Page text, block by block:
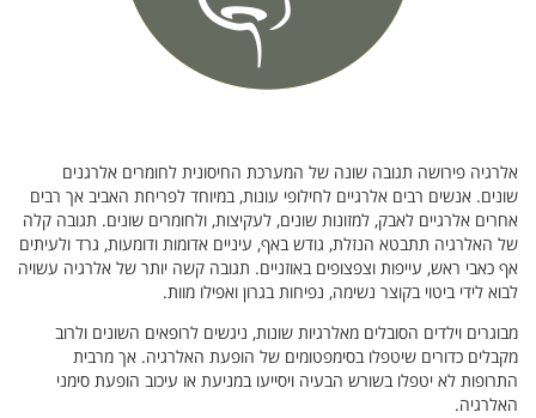
אלרגיה פירושה תגובה שונה של המערכת החיסונית לחומרים אלרגנים
שונים. אנשים רבים אלרגיים לחילופי עונות, במיוחד לפריחת האביב אך רבים
אחרים אלרגיים לאבק, למזונות שונים, לעקיצות, ולחומרים שונים. תגובה קלה
של האלרגיה תתבטא הנזלת, גודש באף, עיניים אדומות ודומעות, גרד ולעיתים
אף כאבי ראש, עייפות וצפצופים באוזניים. תגובה קשה יותר של אלרגיה עשויה
לבוא לידי ביטוי בקוצר נשימה, נפיחות בגרון ואפילו מוות.
מבוגרים וילדים הסובלים מאלרגיות שונות, ניגשים לרופאים השונים ולרוב
מקבלים כדורים שיטפלו בסימפטומים של הופעת האלרגיה. אך מרבית
התרופות לא יטפלו בשורש הבעיה ויסייעו במניעת או עיכוב הופעת סימני
האלרגיה.